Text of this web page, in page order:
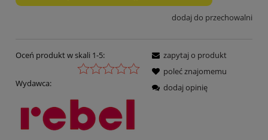
dodaj do przechowalni
Oceń produkt w skali 1-5:
Wydawca:
zapytaj o produkt
poleć znajomemu
dodaj opinię